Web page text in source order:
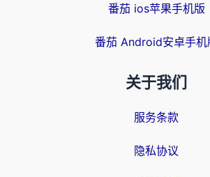
番茄 ios苹果手机版
番茄 Android安卓手机
关于我们
服务条款
隐私协议